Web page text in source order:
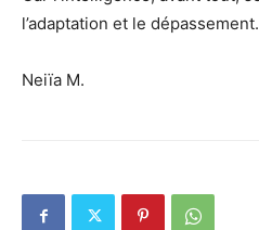
l’adaptation et le dépassement.
Neiïa M.